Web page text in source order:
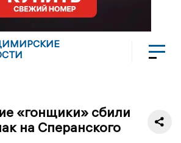
«гонщики» сбили
на Сперанского